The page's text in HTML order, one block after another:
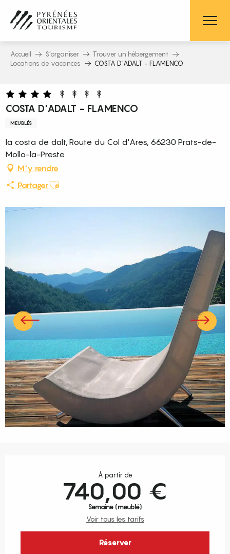
contenu
principal
Accueil S’organiser
Trouver un hébergement
Locations de vacances
COSTA D'ADALT - FLAMENCO
COSTA D'ADALT - FLAMENCO
MEUBLÉS
la costa de dalt, Route du Col d'Ares, 66230 Prats-de-
Mollo-la-Preste
M'y rendre
PartagerAjouter aux favoris
À partir de
740,00 €
Semaine (meublé)
Voir tous les tarifs
Réserver